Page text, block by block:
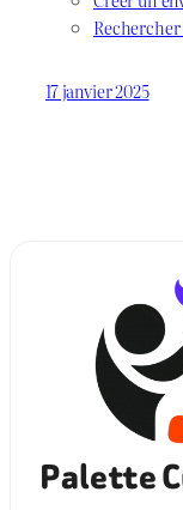
17 janvier 2025
Palette